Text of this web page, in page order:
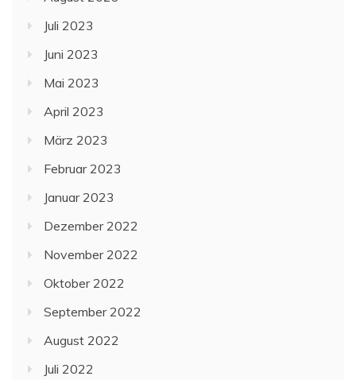
Juli 2023
Juni 2023
Mai 2023
April 2023
März 2023
Februar 2023
Januar 2023
Dezember 2022
November 2022
Oktober 2022
September 2022
August 2022
Juli 2022